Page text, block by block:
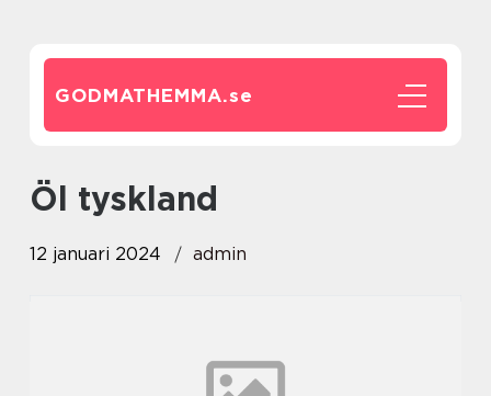
GODMATHEMMA.se
öl tyskland
12 januari 2024 admin